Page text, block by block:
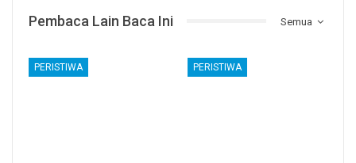
Semua
Pembaca Lain Baca Ini
PERISTIWA PERISTIWA